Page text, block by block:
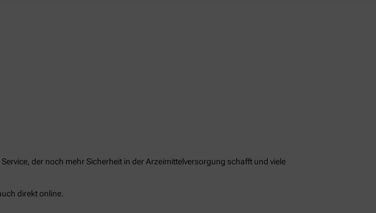
der noch mehr Sicherheit in der Arzeimittelversorgung schafft und viele
direkt online.